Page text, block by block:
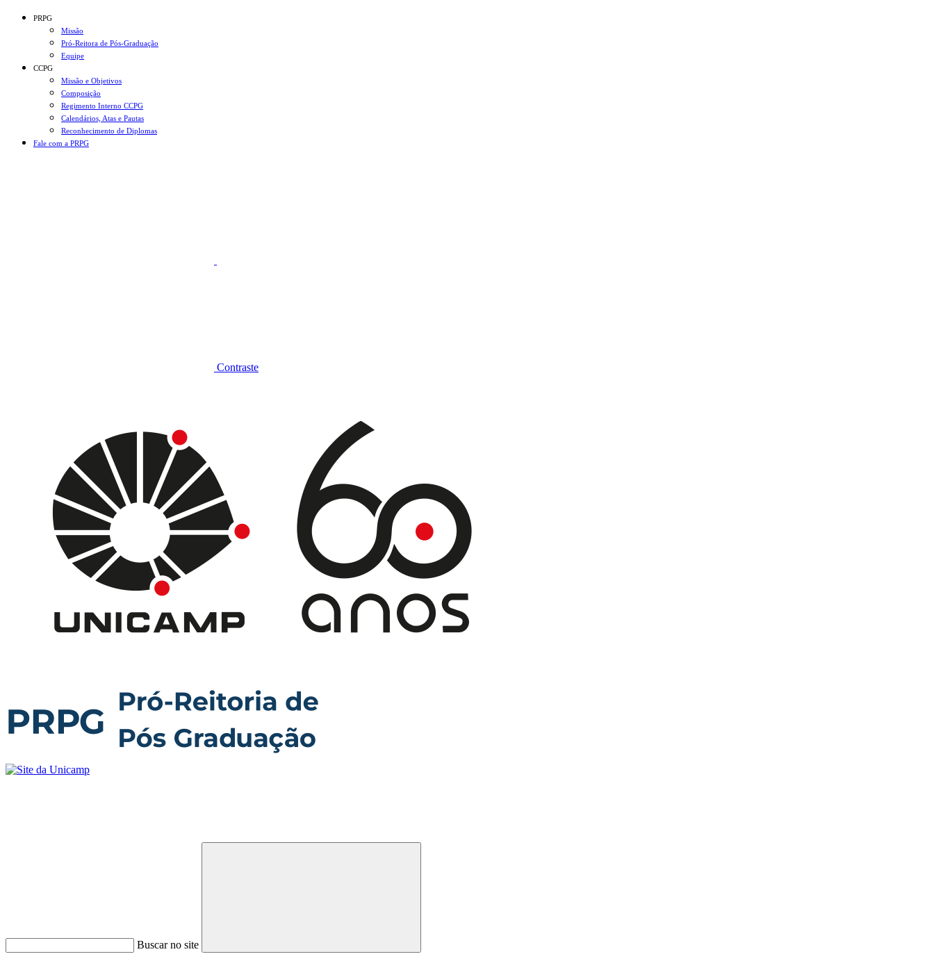
Conteúdo principal
PRPG
Missão
Pró-Reitora de Pós-Graduação
Equipe
CCPG
Missão e Objetivos
Composição
Regimento Interno CCPG
Calendários, Atas e Pautas
Reconhecimento de Diplomas
Fale com a PRPG
Contraste
Buscar no site
Buscar